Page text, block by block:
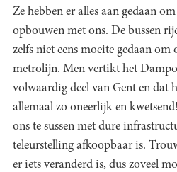
Ze hebben er alles aan gedaan
opbouwen met ons. De bussen
zelfs niet eens moeite gedaan om
metrolijn. Men vertikt het
volwaardig deel van Gent en dat
allemaal zo oneerlijk en
ons te sussen met dure
teleurstelling afkoopbaar is.
er iets veranderd is, dus zoveel